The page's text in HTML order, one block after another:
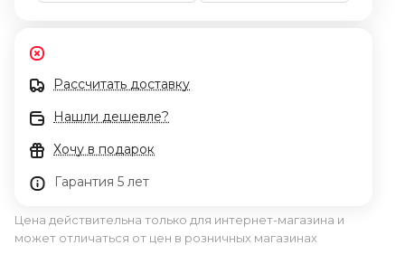
Рассчитать доставку
Нашли дешевле?
Хочу в подарок
Гарантия 5 лет
Цена действительна только для интернет-магазина и
может отличаться от цен в розничных магазинах